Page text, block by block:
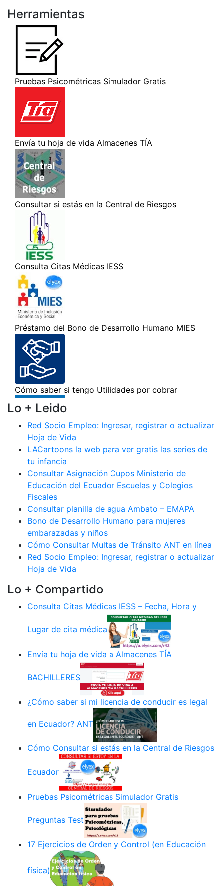
Herramientas
Lo + Leido
Red Socio Empleo: Ingresar, registrar o actualizar
Hoja de Vida
LACartoons la web para ver gratis las series de
tu infancia
Consultar Asignación Cupos Ministerio de
Educación del Ecuador Escuelas y Colegios
Fiscales
Consultar planilla de agua Ambato – EMAPA
Bono de Desarrollo Humano para mujeres
embarazadas y niños
Cómo Consultar Multas de Tránsito ANT en línea
Red Socio Empleo: Ingresar, registrar o actualizar
Hoja de Vida
Lo + Compartido
Consulta Citas Médicas IESS – Fecha, Hora y
Lugar de cita médica
Envía tu hoja de vida a Almacenes TÍA
BACHILLERES
¿Cómo saber si mi licencia de conducir es legal
en Ecuador? ANT
Cómo Consultar si estás en la Central de Riesgos
Ecuador
Pruebas Psicométricas Simulador Gratis
Preguntas Test
17 Ejercicios de Orden y Control (en Educación
física)